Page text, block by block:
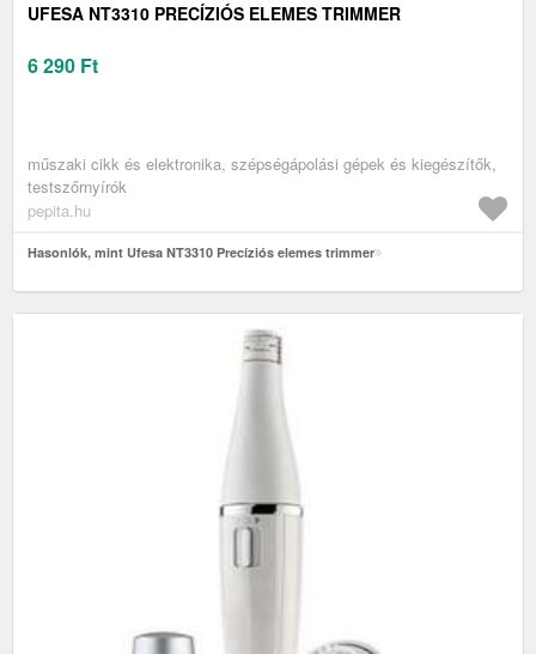
UFESA NT3310 PRECÍZIÓS ELEMES TRIMMER
6 290 Ft
műszaki cikk és elektronika, szépségápolási gépek és kiegészítők,
testszőrnyírók
pepita.hu
Hasonlók, mint Ufesa NT3310 Precíziós elemes trimmer